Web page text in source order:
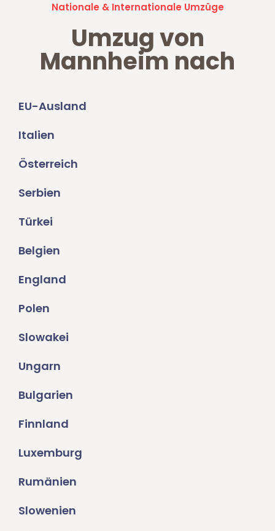
Nationale & Internationale Umzüge
Umzug von
Mannheim nach
EU-Ausland
Italien
Österreich
Serbien
Türkei
Belgien
England
Polen
Slowakei
Ungarn
Bulgarien
Finnland
Luxemburg
Rumänien
Slowenien